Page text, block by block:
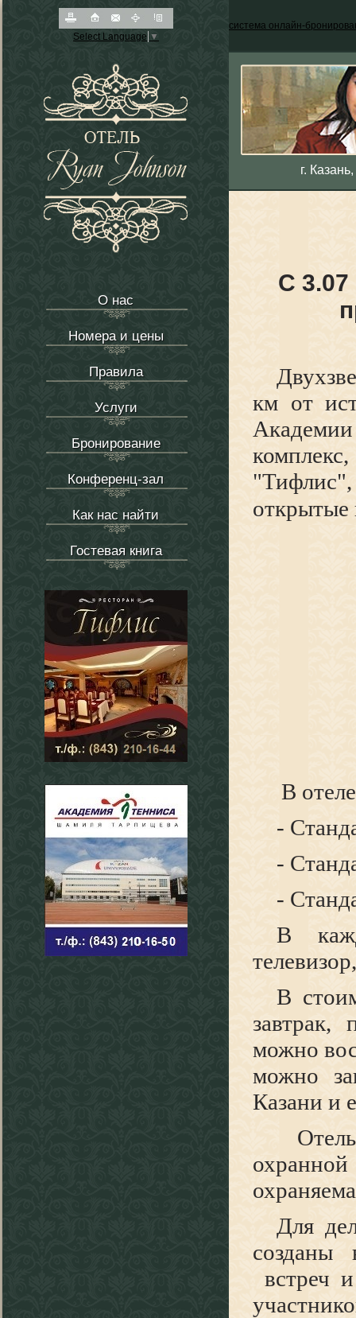
Select Language ▼
О нас
Номера и цены
Правила
Услуги
Бронирование
Конференц-зал
Как нас найти
Гостевая книга
система онлайн-
г.
С 3.07
км от
открытые
В
-
-
-
В
В
завтрак,
можно
можно
Казани и
Для
созданы
встреч